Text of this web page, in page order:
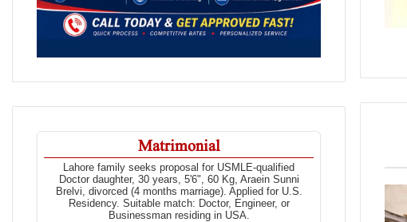
Matrimonial
Lahore family seeks proposal for USMLE-qualified
Doctor daughter, 30 years, 5'6", 60 Kg, Araein Sunni
Brelvi, divorced (4 months marriage). Applied for U.S.
Residency. Suitable match: Doctor, Engineer, or
Businessman residing in USA.